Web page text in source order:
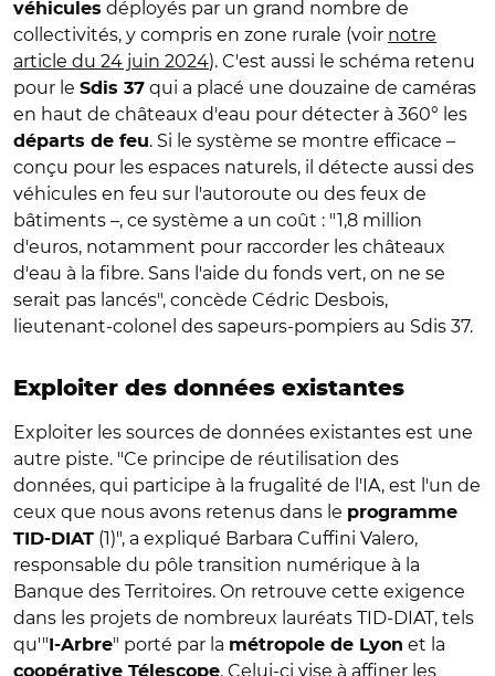
véhicules déployés par un grand nombre de
collectivités, y compris en zone rurale (voir notre
article du 24 juin 2024). C'est aussi le schéma retenu
pour le Sdis 37 qui a placé une douzaine de caméras
en haut de châteaux d'eau pour détecter à 360° les
départs de feu. Si le système se montre efficace –
conçu pour les espaces naturels, il détecte aussi des
véhicules en feu sur l'autoroute ou des feux de
bâtiments –, ce système a un coût : "1,8 million
d'euros, notamment pour raccorder les châteaux
d'eau à la fibre. Sans l'aide du fonds vert, on ne se
serait pas lancés", concède Cédric Desbois,
lieutenant-colonel des sapeurs-pompiers au Sdis 37.
Exploiter des données existantes
Exploiter les sources de données existantes est une
autre piste. "Ce principe de réutilisation des
données, qui participe à la frugalité de l'IA, est l'un de
ceux que nous avons retenus dans le programme
TID-DIAT (1)", a expliqué Barbara Cuffini Valero,
responsable du pôle transition numérique à la
Banque des Territoires. On retrouve cette exigence
dans les projets de nombreux lauréats TID-DIAT, tels
qu'" I-Arbre" porté par la métropole de Lyon et la
coopérative Télescope. Celui-ci vise à affiner les